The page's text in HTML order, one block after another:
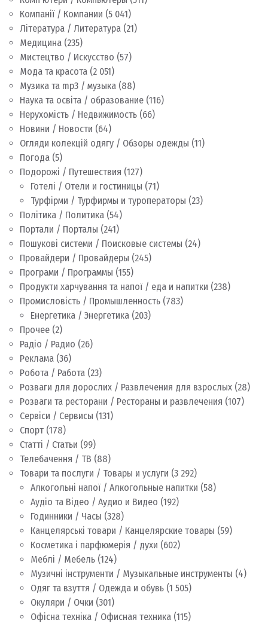
Компанії / Компании (5 041)
Література / Литература (21)
Медицина (235)
Мистецтво / Искусство (57)
Мода та красота (2 051)
Музика та mp3 / музыка (88)
Наука та освіта / образование (116)
Нерухомість / Недвижимость (66)
Новини / Новости (64)
Огляди колекцій одягу / Обзоры одежды (11)
Погода (5)
Подорожі / Путешествия (127)
Готелі / Отели и гостиницы (71)
Турфірми / Турфирмы и туроператоры (23)
Політика / Политика (54)
Портали / Порталы (241)
Пошукові системи / Поисковые системы (24)
Провайдери / Провайдеры (245)
Програми / Программы (155)
Продукти харчування та напої / еда и напитки (238)
Промисловість / Промышленность (783)
Енергетика / Энергетика (203)
Прочее (2)
Радіо / Радио (26)
Реклама (36)
Робота / Работа (23)
Розваги для дорослих / Развлечения для взрослых (28)
Розваги та ресторани / Рестораны и развлечения (107)
Сервіси / Сервисы (131)
Спорт (178)
Статті / Статьи (99)
Телебачення / ТВ (88)
Товари та послуги / Товары и услуги (3 292)
Алкогольні напої / Алкогольные напитки (58)
Аудіо та Відео / Аудио и Видео (192)
Годинники / Часы (328)
Канцелярські товари / Канцелярские товары (59)
Косметика і парфюмерія / духи (602)
Меблі / Мебель (124)
Музичні інструменти / Музыкальные инструменты (4)
Одяг та взуття / Одежда и обувь (1 505)
Окуляри / Очки (301)
Офісна техніка / Офисная техника (115)